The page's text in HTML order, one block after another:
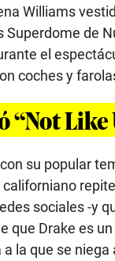
Williams
Superdome de
el
coches y
Like
su popular
sociales -y
que Drake es
la que se niega